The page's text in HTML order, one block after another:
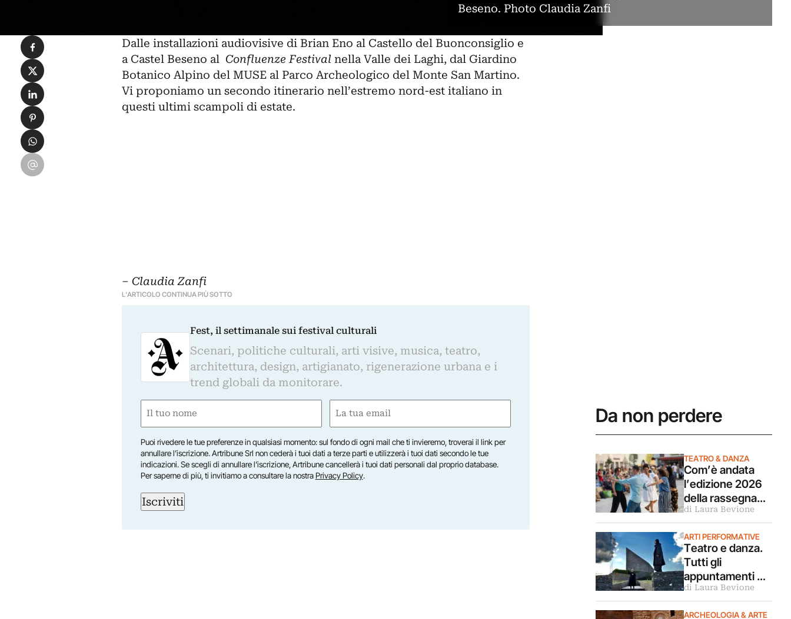
Beseno. Photo Claudia Zanfi
Dalle installazioni audiovisive di Brian Eno al Castello del Buonconsiglio e
a Castel Beseno al Confluenze Festival nella Valle dei Laghi, dal Giardino
Botanico Alpino del MUSEal Parco Archeologico del Monte San Martino.
Vi proponiamo un secondo itinerario nell’estremo nord-est italiano in
questi ultimi scampoli di estate.
– Claudia Zanfi
L'ARTICOLO CONTINUA PIÙ SOTTO
Fest, il settimanale sui festival culturali
Scenari, politiche culturali, arti visive, musica, teatro,
architettura, design, artigianato, rigenerazione urbana e i
trend globali da monitorare.
Nome
Nome
Email
Puoi rivedere le tue preferenze in qualsiasi momento: sul fondo di ogni mail che ti invieremo, troverai il link per
annullare l’iscrizione. Artribune Srl non cederà i tuoi dati a terze parti e utilizzerà i tuoi dati secondo le tue
indicazioni. Se scegli di annullare l’iscrizione, Artribune cancellerà i tuoi dati personali dal proprio database.
Per saperne di più, ti invitiamo a consultare la nostraPrivacy Policy.
Iscriviti
Da non perdere
TEATRO & DANZA
Com’è andata
l’edizione 2026
della rassegna
Bolzano Danza. Il
reportage
di Laura Bevione
ARTI PERFORMATIVE
Teatro e danza.
Tutti gli
appuntamenti da
non perdere per
l’agosto 2026
di Laura Bevione
ARCHEOLOGIA & ARTE
Condividi su Facebook
Condividi su X
Condividi su LinkedIn
Condividi su Pinterest
Condividi su WhatsApp
Condividi su Email